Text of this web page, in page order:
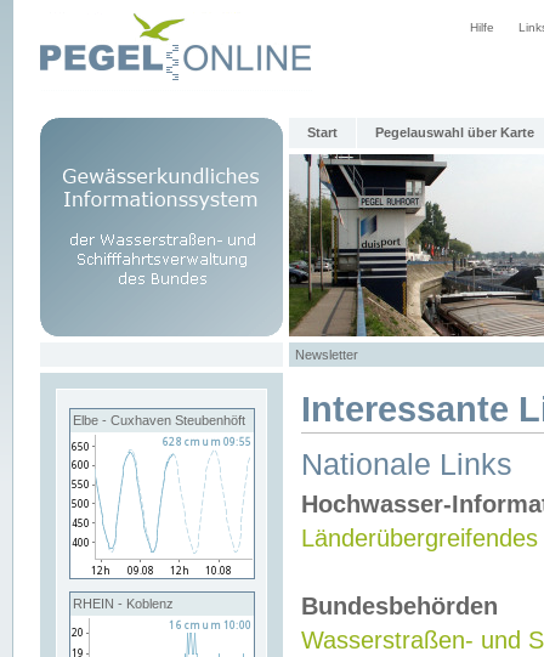
Hilfe
Start Pegelauswahl über Karte
Newsletter
Elbe - Cuxhaven Steubenhöft
RHEIN - Koblenz
Interessante
Nationale Links
Hochwasser-
Bundesbehörden
Wasserstraßen- und